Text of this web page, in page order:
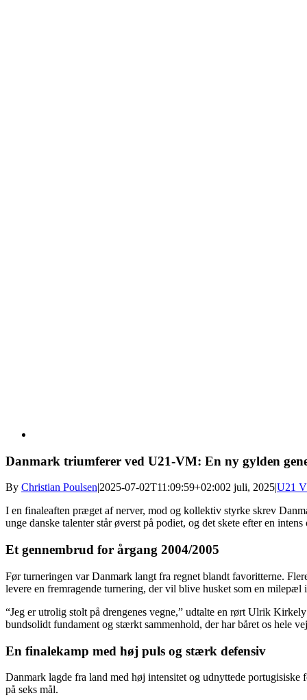
Danmark triumferer ved U21-VM: En ny gylden
By Christian Poulsen|2025-07-02T11:09:59+02:002 juli, 2025|U21
I en finaleaften præget af nerver, mod og kollektiv styrke skrev
unge danske talenter står øverst på podiet, og det skete efter en
Et gennembrud for årgang 2004/2005
Før turneringen var Danmark langt fra regnet blandt favoritterne.
levere en fremragende turnering, der vil blive husket som en milepæl
“Jeg er utrolig stolt på drengenes vegne,” udtalte en rørt Ulrik
bundsolidt fundament og stærkt sammenhold, der har båret os hele
En finalekamp med høj puls og stærk defensiv
Danmark lagde fra land med høj intensitet og udnyttede
på seks mål.